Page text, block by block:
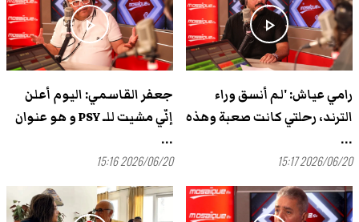
play_arrow
رامي عياش: 'لم أنسق وراء
الترند، رحلتي كانت صعبة وهذه
...
2026/06/20 15:17
play_arrow
جعفر القاسمي: اليوم أعلن
إنّي مشيت للـ PSY و هو عنوان
...
2026/06/20 15:16